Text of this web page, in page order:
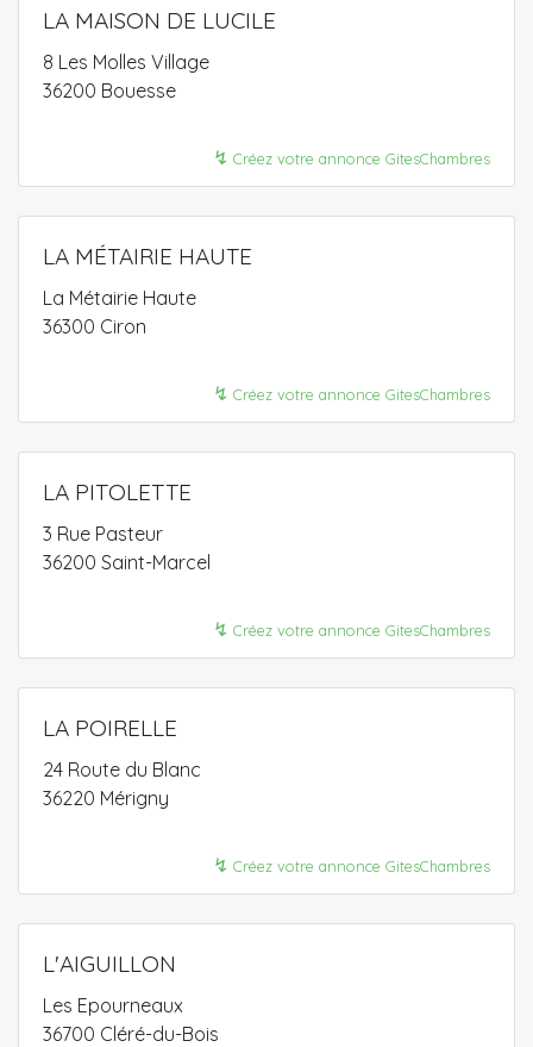
LA MAISON DE LUCILE
8 Les Molles Village
36200 Bouesse
↯ Créez votre annonce GitesChambres
LA MÉTAIRIE HAUTE
La Métairie Haute
36300 Ciron
↯ Créez votre annonce GitesChambres
LA PITOLETTE
3 Rue Pasteur
36200 Saint-Marcel
↯ Créez votre annonce GitesChambres
LA POIRELLE
24 Route du Blanc
36220 Mérigny
↯ Créez votre annonce GitesChambres
L'AIGUILLON
Les Epourneaux
36700 Cléré-du-Bois